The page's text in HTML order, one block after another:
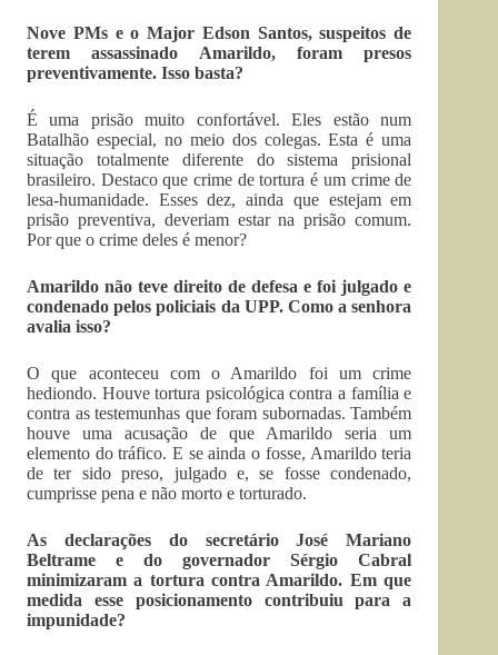
Nove PMs e o Major Edson Santos, suspeitos de
terem assassinado Amarildo, foram presos
preventivamente. Isso basta?
É uma prisão muito confortável. Eles estão num
Batalhão especial, no meio dos colegas. Esta é uma
situação totalmente diferente do sistema prisional
brasileiro. Destaco que crime de tortura é um crime de
lesa-humanidade. Esses dez, ainda que estejam em
prisão preventiva, deveriam estar na prisão comum.
Por que o crime deles é menor?
Amarildo não teve direito de defesa e foi julgado e
condenado pelos policiais da UPP. Como a senhora
avalia isso?
O que aconteceu com o Amarildo foi um crime
hediondo. Houve tortura psicológica contra a família e
contra as testemunhas que foram subornadas. Também
houve uma acusação de que Amarildo seria um
elemento do tráfico. E se ainda o fosse, Amarildo teria
de ter sido preso, julgado e, se fosse condenado,
cumprisse pena e não morto e torturado.
As declarações do secretário José Mariano
Beltrame e do governador Sérgio Cabral
minimizaram a tortura contra Amarildo. Em que
medida esse posicionamento contribuiu para a
impunidade?